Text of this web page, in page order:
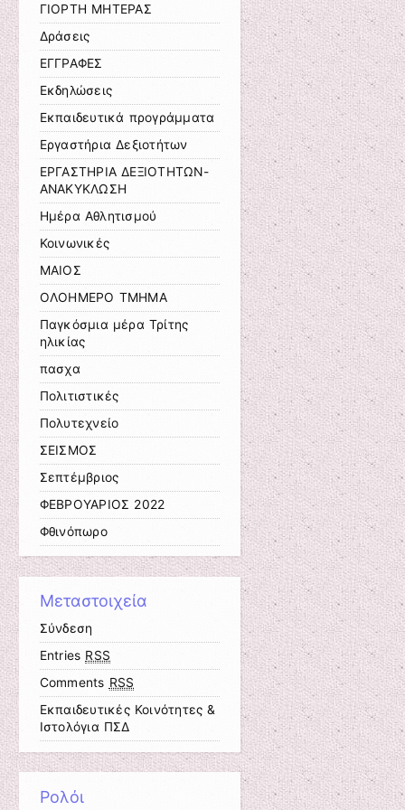
ΓΙΟΡΤΗ ΜΗΤΕΡΑΣ
Δράσεις
ΕΓΓΡΑΦΕΣ
Εκδηλώσεις
Εκπαιδευτικά προγράμματα
Εργαστήρια Δεξιοτήτων
ΕΡΓΑΣΤΗΡΙΑ ΔΕΞΙΟΤΗΤΩΝ-
ΑΝΑΚΥΚΛΩΣΗ
Ημέρα Αθλητισμού
Κοινωνικές
ΜΑΙΟΣ
ΟΛΟΗΜΕΡΟ ΤΜΗΜΑ
Παγκόσμια μέρα Τρίτης
ηλικίας
πασχα
Πολιτιστικές
Πολυτεχνείο
ΣΕΙΣΜΟΣ
Σεπτέμβριος
ΦΕΒΡΟΥΑΡΙΟΣ 2022
Φθινόπωρο
Μεταστοιχεία
Σύνδεση
Entries RSS
Comments RSS
Εκπαιδευτικές Κοινότητες &
Ιστολόγια ΠΣΔ
Ρολόι